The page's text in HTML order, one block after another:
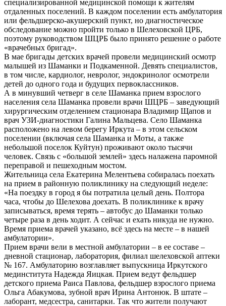
специализированной медицинской помощи к жителям
отдаленных поселений. В каждом поселении есть амбулатория
или фельдшерско-акушерский пункт, но диагностическое
обследование можно пройти только в Шелеховской ЦРБ,
поэтому руководством ШЦРБ было принято решение о работе
«врачебных бригад».
В мае бригады детских врачей провели медицинский осмотр
малышей из Шаманки и Подкаменной. Девять специалистов,
в том числе, кардиолог, невролог, эндокринолог осмотрели
детей до одного года и будущих первоклассников.
А в минувший четверг в селе Шаманка прием взрослого
населения села Шаманка провели врачи ШЦРБ – заведующий
хирургическим отделением стационара Владимир Щапов и
врач УЗИ-диагностики Галина Мальцева. Село Шаманка
расположено на левом берегу Иркута – в этом сельском
поселении (включая села Шаманка и Моты, а также
небольшой поселок Куйтун) проживают около тысячи
человек. Связь с «большой землей» здесь налажена паромной
переправой и пешеходным мостом.
Жительница села Екатерина Мелентьева собиралась поехать
на прием в районную поликлинику на следующий неделе:
«На поездку в город я бы потратила целый день. Полтора
часа, чтобы до Шелехова доехать. В поликлинике к врачу
записываться, время терять – автобус до Шаманки только
четыре раза в день ходит. А сейчас и ехать никуда не нужно.
Время приема врачей указано, всё здесь на месте – в нашей
амбулатории».
Прием врачи вели в местной амбулатории – в ее составе –
дневной стационар, лаборатория, филиал шелеховской аптеки
№ 167. Амбулаторию возглавляет выпускница Иркутского
мединститута Надежда Яицкая. Прием ведут фельдшер
детского приема Раиса Павлова, фельдшер взрослого приема
Ольга Абакумова, зубной врач Ирина Антонюк. В штате –
лаборант, медсестра, санитарки. Так что жители получают